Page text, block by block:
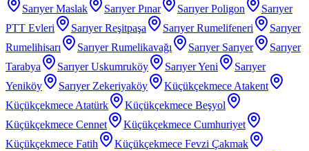
Sarıyer Maslak
Sarıyer Pınar Sarıyer Poligon
Sarıyer
PTT Evleri
Sarıyer Reşitpaşa Sarıyer Rumelifeneri
Sarıyer
Rumelihisarı
Sarıyer Rumelikavağı Sarıyer Sarıyer
Sarıyer
Tarabya
Sarıyer Uskumruköy Sarıyer Yeni
Sarıyer
Yeniköy
Sarıyer Zekeriyaköy
Küçükçekmece Atakent
Küçükçekmece Atatürk
Küçükçekmece Beşyol
Küçükçekmece Cennet
Küçükçekmece Cumhuriyet
Küçükçekmece Fatih
Küçükçekmece Fevzi Çakmak